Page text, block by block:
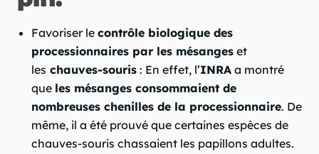
Favoriser le contrôle biologique des
processionnaires par les mésanges et
les chauves-souris : En effet, l’INRA a montré
que les mésanges consommaient de
nombreuses chenilles de la processionnaire. De
même, il a été prouvé que certaines espèces de
chauves-souris chassaient les papillons adultes.